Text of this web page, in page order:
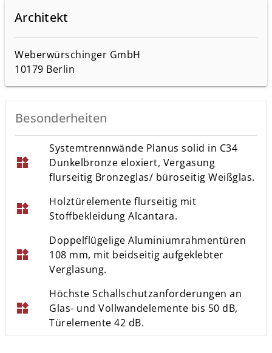
Architekt
Weberwürschinger GmbH
10179 Berlin
Besonderheiten
widgets
Systemtrennwände Planus solid in C34
Dunkelbronze eloxiert, Vergasung
flurseitig Bronzeglas/ büroseitig Weißglas.
widgets
Holztürelemente flurseitig mit
Stoffbekleidung Alcantara.
widgets
Doppelflügelige Aluminiumrahmentüren
108 mm, mit beidseitig aufgeklebter
Verglasung.
widgets
Höchste Schallschutzanforderungen an
Glas- und Vollwandelemente bis 50 dB,
Türelemente 42 dB.